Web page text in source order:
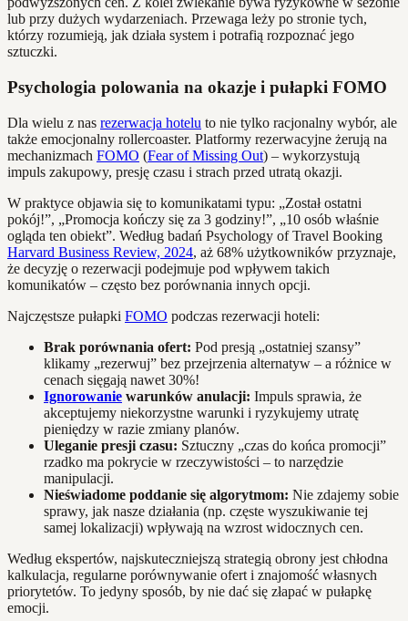
lub przy dużych wydarzeniach. Przewaga leży po stronie tych,
którzy rozumieją, jak działa system i potrafią rozpoznać jego
sztuczki.
Psychologia polowania na okazje i pułapki FOMO
Dla wielu z nas rezerwacja hotelu to nie tylko racjonalny wybór, ale
także emocjonalny rollercoaster. Platformy rezerwacyjne żerują na
mechanizmach FOMO (Fear of Missing Out) – wykorzystują
impuls zakupowy, presję czasu i strach przed utratą okazji.
W praktyce objawia się to komunikatami typu: „Został ostatni
pokój!”, „Promocja kończy się za 3 godziny!”, „10 osób właśnie
ogląda ten obiekt”. Według badań Psychology of Travel Booking
Harvard Business Review, 2024, aż 68% użytkowników przyznaje,
że decyzję o rezerwacji podejmuje pod wpływem takich
komunikatów – często bez porównania innych opcji.
Najczęstsze pułapki FOMO podczas rezerwacji hoteli:
Brak porównania ofert: Pod presją „ostatniej szansy”
klikamy „rezerwuj” bez przejrzenia alternatyw – a różnice w
cenach sięgają nawet 30%!
Ignorowanie warunków anulacji: Impuls sprawia, że
akceptujemy niekorzystne warunki i ryzykujemy utratę
pieniędzy w razie zmiany planów.
Uleganie presji czasu: Sztuczny „czas do końca promocji”
rzadko ma pokrycie w rzeczywistości – to narzędzie
manipulacji.
Nieświadome poddanie się algorytmom: Nie zdajemy sobie
sprawy, jak nasze działania (np. częste wyszukiwanie tej
samej lokalizacji) wpływają na wzrost widocznych cen.
Według ekspertów, najskuteczniejszą strategią obrony jest chłodna
kalkulacja, regularne porównywanie ofert i znajomość własnych
priorytetów. To jedyny sposób, by nie dać się złapać w pułapkę
emocji.